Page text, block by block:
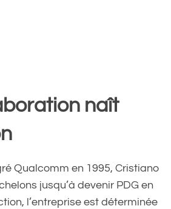
naît
Qualcomm en 1995, Cristiano
jusqu’à devenir PDG en
l’entreprise est déterminée